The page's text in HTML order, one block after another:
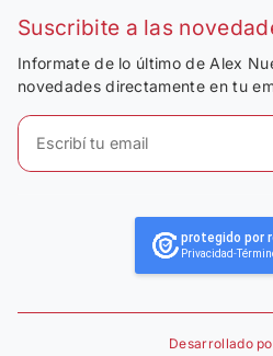
Suscribite a las
Informate de lo último de Alex
novedades directamente en tu
protegido por
Privacidad-
Desarrollado